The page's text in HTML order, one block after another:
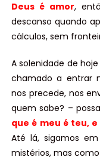
Deus é amor,
descanso quando
cálculos, sem
A solenidade de
chamado a entrar
nos precede, nos
quem sabe? –
que é meu é teu,
Até lá, sigamos
mistérios, mas